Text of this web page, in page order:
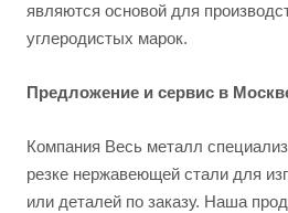
являются основой для
углеродистых марок.
Предложение и сервис в
Компания Весь металл
резке нержавеющей стали для
или деталей по заказу. Наша